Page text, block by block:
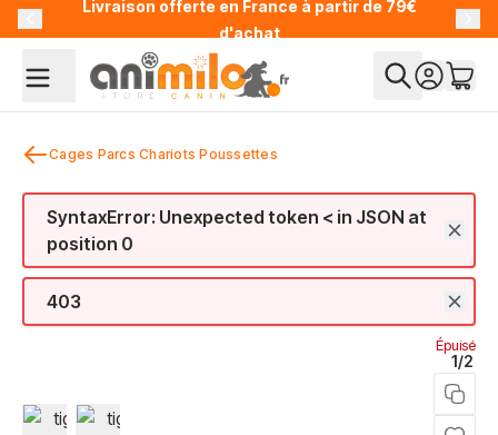
Allez au contenuLivraison offerte en France à partir de 79€
d'achat
Cages Parcs Chariots Poussettes
SyntaxError: Unexpected token < in JSON at
position 0
403
1/2
View larger image
View larger image
Épuisé